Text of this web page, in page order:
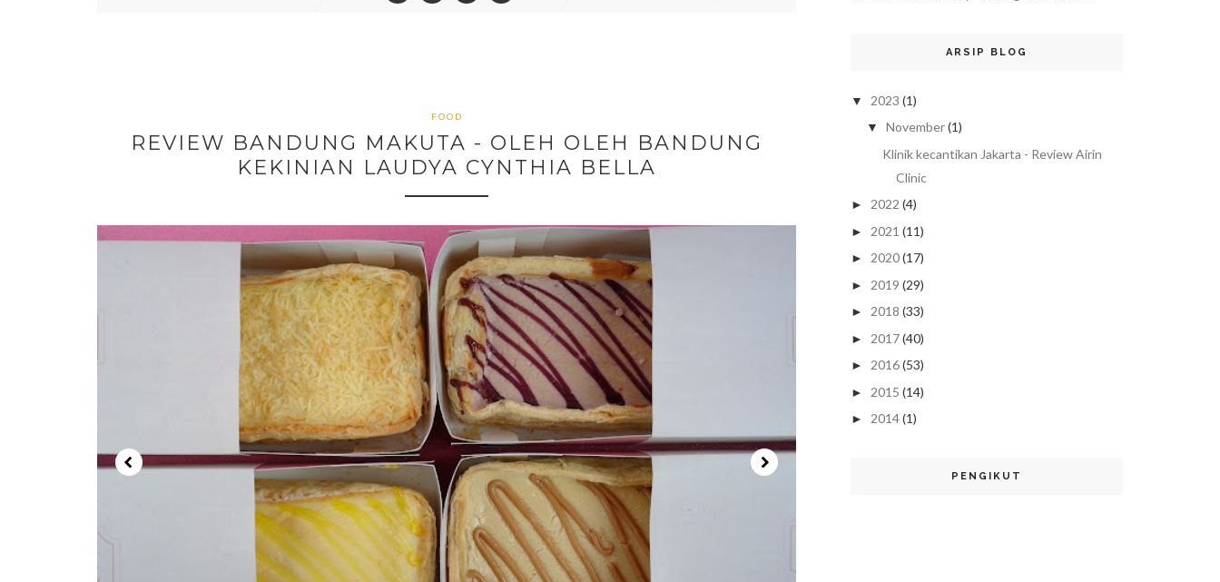
FOOD
REVIEW BANDUNG MAKUTA - OLEH OLEH BANDUNG
KEKINIAN LAUDYA CYNTHIA BELLA
ARSIP BLOG
▼ 2023 (1)
▼ November(1)
Klinik kecantikan Jakarta - Review Airin
Clinic
► 2022 (4)
► 2021 (11)
► 2020(17)
► 2019 (29)
► 2018 (33)
► 2017(40)
► 2016(53)
► 2015 (14)
► 2014(1)
PENGIKUT